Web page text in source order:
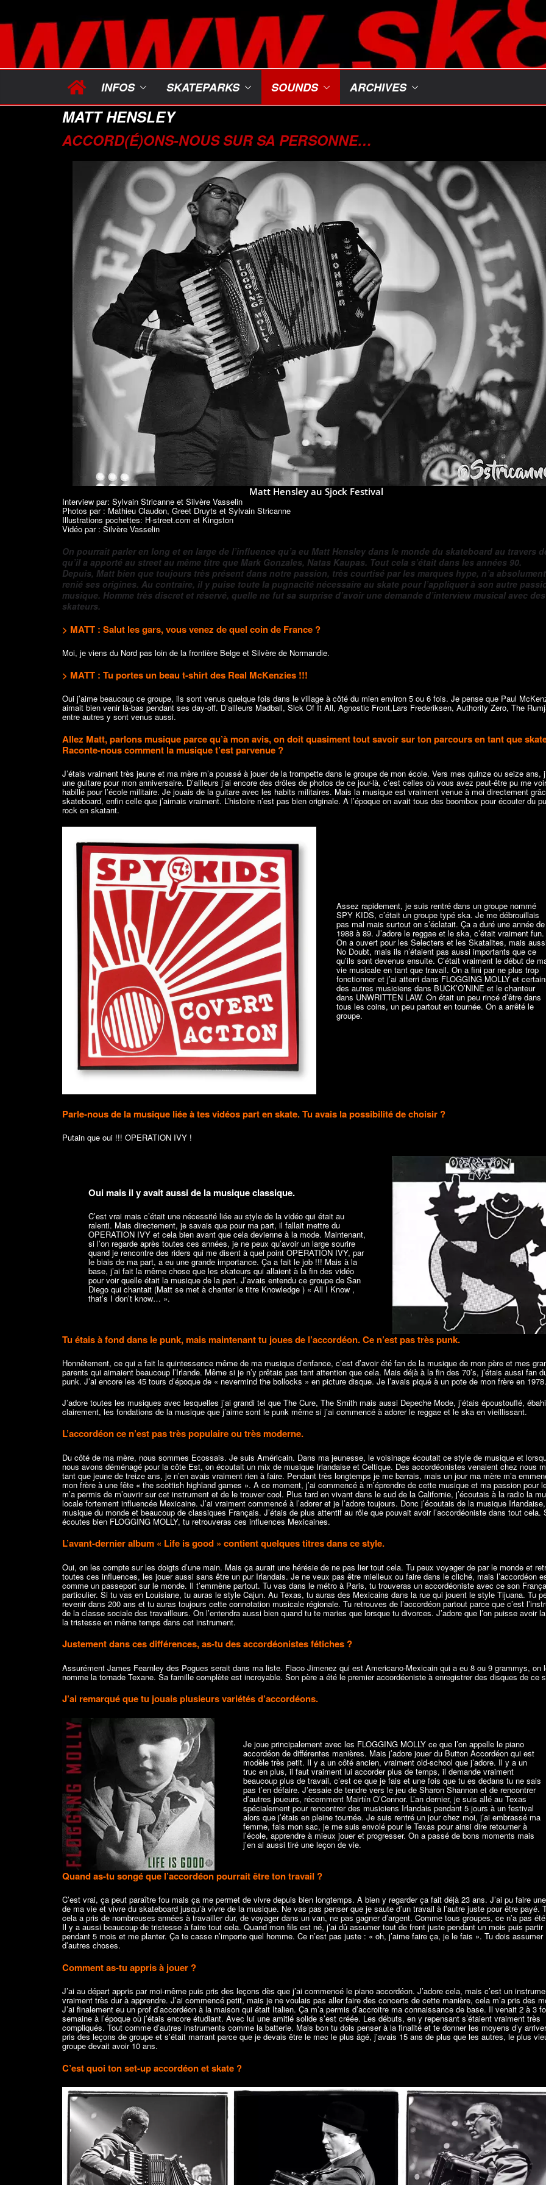
contenu
INFOS SKATEPARKS SOUNDS ARCHIVES
MATT HENSLEY
ACCORD(É)ONS-NOUS SUR SA PERSONNE…
Matt Hensley au Sjock Festival
Interview par: Sylvain Stricanne et Silvère Vasselin
Photos par : Mathieu Claudon, Greet Druyts et Sylvain Stricanne
Illustrations pochettes: H-street.com et Kingston
Vidéo par : Silvère Vasselin
On pourrait parler en long et en large de l’influence qu’a eu Matt Hensley dans le monde du skateboard au travers
qu’il a apporté au street au même titre que Mark Gonzales, Natas Kaupas. Tout cela s’était dans les années 90.
Depuis, Matt bien que toujours très présent dans notre passion, très courtisé par les marques hype, n’a
renié ses origines. Au contraire, il y puise toute la pugnacité nécessaire au skate pour l’appliquer à son autre
musique. Homme très discret et réservé, quelle ne fut sa surprise d’avoir une demande d’interview musical avec des
skateurs.
> MATT : Salut les gars, vous venez de quel coin de France ?
Moi, je viens du Nord pas loin de la frontière Belge et Silvère de Normandie.
> MATT : Tu portes un beau t-shirt des Real McKenzies !!!
Oui j’aime beaucoup ce groupe, ils sont venus quelque fois dans le village à côté du mien environ 5 ou 6 fois. Je pense que Paul
aimait bien venir là-bas pendant ses day-off. D’ailleurs Madball, Sick Of It All, Agnostic Front,Lars Frederiksen, Authority Zero, The
entre autres y sont venus aussi.
Allez Matt, parlons musique parce qu’à mon avis, on doit quasiment tout savoir sur ton parcours en tant que
Raconte-nous comment la musique t’est parvenue ?
J’étais vraiment très jeune et ma mère m’a poussé à jouer de la trompette dans le groupe de mon école. Vers mes quinze ou seize ans,
une guitare pour mon anniversaire. D’ailleurs j’ai encore des drôles de photos de ce jour-là, c’est celles où vous avez peut-être pu me voir
habillé pour l’école militaire. Je jouais de la guitare avec les habits militaires. Mais la musique est vraiment venue à moi directement
skateboard, enfin celle que j’aimais vraiment. L’histoire n’est pas bien originale. A l’époque on avait tous des boombox pour écouter du
rock en skatant.
Assez rapidement, je suis rentré dans un groupe nommé
SPY KIDS, c’était un groupe typé ska. Je me débrouillais
pas mal mais surtout on s’éclatait. Ça a duré une année de
1988 à 89. J’adore le reggae et le ska, c’était vraiment fun.
On a ouvert pour les Selecters et les Skatalites, mais
No Doubt, mais ils n’étaient pas aussi importants que ce
qu’ils sont devenus ensuite. C’était vraiment le début de
vie musicale en tant que travail. On a fini par ne plus trop
fonctionner et j’ai atterri dans FLOGGING MOLLY et
des autres musiciens dans BUCK’O’NINE et le chanteur
dans UNWRITTEN LAW. On était un peu rincé d’être dans
tous les coins, un peu partout en tournée. On a arrêté le
groupe.
Parle-nous de la musique liée à tes vidéos part en skate. Tu avais la possibilité de choisir ?
Putain que oui !!! OPERATION IVY !
Oui mais il y avait aussi de la musique classique.
C’est vrai mais c’était une nécessité liée au style de la vidéo qui était au
ralenti. Mais directement, je savais que pour ma part, il fallait mettre du
OPERATION IVY et cela bien avant que cela devienne à la mode. Maintenant,
si l’on regarde après toutes ces années, je ne peux qu’avoir un large sourire
quand je rencontre des riders qui me disent à quel point OPERATION IVY, par
le biais de ma part, a eu une grande importance. Ça a fait le job !!! Mais à la
base, j’ai fait la même chose que les skateurs qui allaient à la fin des vidéo
pour voir quelle était la musique de la part. J’avais entendu ce groupe de San
Diego qui chantait (Matt se met à chanter le titre Knowledge ) « All I Know ,
that’s I don’t know… ».
Tu étais à fond dans le punk, mais maintenant tu joues de l’accordéon. Ce n’est pas très punk.
Honnêtement, ce qui a fait la quintessence même de ma musique d’enfance, c’est d’avoir été fan de la musique de mon père et mes
parents qui aimaient beaucoup l’Irlande. Même si je n’y prêtais pas tant attention que cela. Mais déjà à la fin des 70’s, j’étais aussi fan
punk. J’ai encore les 45 tours d’époque de « nevermind the bollocks » en picture disque. Je l’avais piqué à un pote de mon frère en 1978.
J’adore toutes les musiques avec lesquelles j’ai grandi tel que The Cure, The Smith mais aussi Depeche Mode, j’étais époustouflé,
clairement, les fondations de la musique que j’aime sont le punk même si j’ai commencé à adorer le reggae et le ska en vieillissant.
L’accordéon ce n’est pas très populaire ou très moderne.
Du côté de ma mère, nous sommes Ecossais. Je suis Américain. Dans ma jeunesse, le voisinage écoutait ce style de musique et
nous avons déménagé pour la côte Est, on écoutait un mix de musique Irlandaise et Celtique. Des accordéonistes venaient chez nous
tant que jeune de treize ans, je n’en avais vraiment rien à faire. Pendant très longtemps je me barrais, mais un jour ma mère m’a
mon frère à une fête « the scottish highland games ». A ce moment, j’ai commencé à m’éprendre de cette musique et ma passion pour
m’a permis de m’ouvrir sur cet instrument et de le trouver cool. Plus tard en vivant dans le sud de la Californie, j’écoutais à la radio la
locale fortement influencée Mexicaine. J’ai vraiment commencé à l’adorer et je l’adore toujours. Donc j’écoutais de la musique
musique du monde et beaucoup de classiques Français. J’étais de plus attentif au rôle que pouvait avoir l’accordéoniste dans tout cela.
écoutes bien FLOGGING MOLLY, tu retrouveras ces influences Mexicaines.
L’avant-dernier album « Life is good » contient quelques titres dans ce style.
Oui, on les compte sur les doigts d’une main. Mais ça aurait une hérésie de ne pas lier tout cela. Tu peux voyager de par le monde et
toutes ces influences, les jouer aussi sans être un pur Irlandais. Je ne veux pas être mielleux ou faire dans le cliché, mais l’accordéon
comme un passeport sur le monde. Il t’emmène partout. Tu vas dans le métro à Paris, tu trouveras un accordéoniste avec ce son
particulier. Si tu vas en Louisiane, tu auras le style Cajun. Au Texas, tu auras des Mexicains dans la rue qui jouent le style Tijuana. Tu
revenir dans 200 ans et tu auras toujours cette connotation musicale régionale. Tu retrouves de l’accordéon partout parce que c’est
de la classe sociale des travailleurs. On l’entendra aussi bien quand tu te maries que lorsque tu divorces. J’adore que l’on puisse avoir
la tristesse en même temps dans cet instrument.
Justement dans ces différences, as-tu des accordéonistes fétiches ?
Assurément James Fearnley des Pogues serait dans ma liste. Flaco Jimenez qui est Americano-Mexicain qui a eu 8 ou 9 grammys, on
nomme la tornade Texane. Sa famille complète est incroyable. Son père a été le premier accordéoniste à enregistrer des disques de ce
J’ai remarqué que tu jouais plusieurs variétés d’accordéons.
Je joue principalement avec les FLOGGING MOLLYce que l’on appelle le piano
accordéon de différentes manières. Mais j’adore jouer du Button Accordéon qui est
modèle très petit. Il y a un côté ancien, vraiment old-school que j’adore. Il y a un
truc en plus, il faut vraiment lui accorder plus de temps, il demande vraiment
beaucoup plus de travail, c’est ce que je fais et une fois que tu es dedans tu ne sais
pas t’en défaire. J’essaie de tendre vers le jeu de Sharon Shannon et de rencontrer
d’autres joueurs, récemment Mairtín O’Connor. L’an dernier, je suis allé au Texas
spécialement pour rencontrer des musiciens Irlandais pendant 5 jours à un festival
alors que j’étais en pleine tournée. Je suis rentré un jour chez moi, j’ai embrassé ma
femme, fais mon sac, je me suis envolé pour le Texas pour ainsi dire retourner à
l’école, apprendre à mieux jouer et progresser. On a passé de bons moments mais
j’en ai aussi tiré une leçon de vie.
Quand as-tu songé que l’accordéon pourrait être ton travail ?
C’est vrai, ça peut paraître fou mais ça me permet de vivre depuis bien longtemps. A bien y regarder ça fait déjà 23 ans. J’ai pu faire
de ma vie et vivre du skateboard jusqu’à vivre de la musique. Ne vas pas penser que je saute d’un travail à l’autre juste pour être payé.
cela a pris de nombreuses années à travailler dur, de voyager dans un van, ne pas gagner d’argent. Comme tous groupes, ce n’a pas
Il y a aussi beaucoup de tristesse à faire tout cela. Quand mon fils est né, j’ai dû assumer tout de front juste pendant un mois puis partir
pendant 5 mois et me planter. Ça te casse n’importe quel homme. Ce n’est pas juste : « oh, j’aime faire ça, je le fais ». Tu dois assumer
d’autres choses.
Comment as-tu appris à jouer ?
J’ai au départ appris par moi-même puis pris des leçons dès que j’ai commencé le piano accordéon. J’adore cela, mais c’est un
vraiment très dur à apprendre. J’ai commencé petit, mais je ne voulais pas aller faire des concerts de cette manière, cela m’a pris des
J’ai finalement eu un prof d’accordéon à la maison qui était Italien. Ça m’a permis d’accroitre ma connaissance de base. Il venait 2 à 3
semaine à l’époque où j’étais encore étudiant. Avec lui une amitié solide s’est créée. Les débuts, en y repensant s’étaient vraiment très
compliqués. Tout comme d’autres instruments comme la batterie. Mais bon tu dois penser à la finalité et te donner les moyens d’y
pris des leçons de groupe et s’était marrant parce que je devais être le mec le plus âgé, j’avais 15 ans de plus que les autres, le plus
groupe devait avoir 10 ans.
C’est quoi ton set-up accordéon et skate ?
VIDÉOS
FAR’N HIGH
2026_RÉCAP